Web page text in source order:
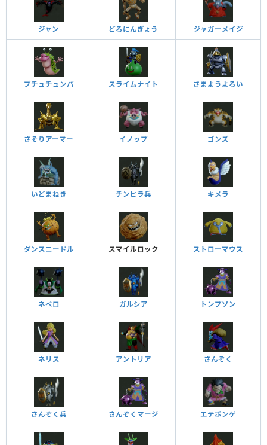
ジャン どろにんぎょう ジャガーメイジ
ブチュチュンパ スライムナイト さまようよろい
さそりアーマー イノップ ゴンズ
いどまねき チンピラ兵 キメラ
ダンスニードル スマイルロック ストローマウス
ネペロ ガルシア トンプソン
ネリス アントリア さんぞく
さんぞく兵 さんぞくマージ エテポンゲ